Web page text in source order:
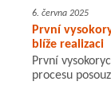
6. června 2025
První
blíže realizaci
První
procesu